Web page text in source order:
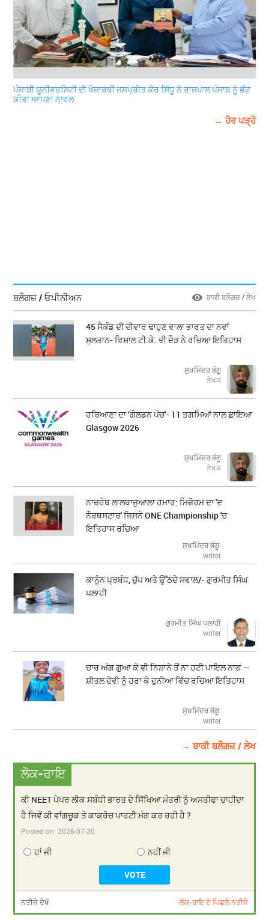
ਪੰਜਾਬੀ ਯੂਨੀਵਰਸਿਟੀ ਦੀ ਖੋਜਾਰਥੀ ਜਸਪ੍ਰੀਤ ਕੌਰ ਸਿੱਧੂ ਨੇ ਰਾਜਪਾਲ ਪੰਜਾਬ ਨੂੰ ਭੇਂਟ
ਕੀਤਾ ਆਪਣਾ ਨਾਵਲ
→ ਹੋਰ ਪੜ੍ਹੋ
ਬਲੌਗਜ਼ / ਓਪੀਨੀਅਨ ਬਾਕੀ ਬਲੌਗਜ਼ / ਲੇਖ
45 ਸੈਕੰਡ ਦੀ ਦੀਵਾਰ ਢਾਹੁਣ ਵਾਲਾ ਭਾਰਤ ਦਾ ਨਵਾਂ
ਸੁਲਤਾਨ- ਵਿਸ਼ਾਲ ਟੀ.ਕੇ. ਦੀ ਦੌੜ ਨੇ ਰਚਿਆ ਇਤਿਹਾਸ
ਸੁਖਮਿੰਦਰ ਭੰਗੂ
ਲੇਖਕ
ਹਰਿਆਣਾ ਦਾ ‘ਗੋਲਡਨ ਪੰਚ’- 11 ਤਗਮਿਆਂ ਨਾਲ ਛਾਇਆ
Glasgow 2026
ਸੁਖਮਿੰਦਰ ਭੰਗੂ
ਲੇਖਕ
ਨਾਜ਼ਰੇਥ ਲਾਲਥਾਜੁਆਲਾ ਹਮਾਰ: ਮਿਜ਼ੋਰਮ ਦਾ 'ਦ
ਨੌਰਥਸਟਾਰ' ਜਿਸਨੇ ONE Championship 'ਚ
ਇਤਿਹਾਸ ਰਚਿਆ
ਸੁਖਮਿੰਦਰ ਭੰਗੂ
writer
ਕਾਨੂੰਨ ਪ੍ਰਬੰਧ, ਚੁੱਪ ਅਤੇ ਉੱਠਦੇ ਸਵਾਲ/- ਗੁਰਮੀਤ ਸਿੰਘ
ਪਲਾਹੀ
ਗੁਰਮੀਤ ਸਿੰਘ ਪਲਾਹੀ
writer
ਚਾਰ ਅੰਗ ਗੁਆ ਕੇ ਵੀ ਨਿਸ਼ਾਨੇ ਤੋਂ ਨਾ ਹਟੀ ਪਾਇਲ ਨਾਗ —
ਸ਼ੀਤਲ ਦੇਵੀ ਨੂੰ ਹਰਾ ਕੇ ਦੁਨੀਆ ਵਿੱਚ ਰਚਿਆ ਇਤਿਹਾਸ
ਸੁਖਮਿੰਦਰ ਭੰਗੂ
writer
→ ਬਾਕੀ ਬਲੌਗਜ਼ / ਲੇਖ
ਲੋਕ-ਰਾਇ
ਕੀ NEET ਪੇਪਰ ਲੀਕ ਸਬੰਧੀ ਭਾਰਤ ਦੇ ਸਿੱਖਿਆ ਮੰਤਰੀ ਨੂੰ ਅਸਤੀਫਾ ਚਾਹੀਦਾ
ਹੈ ਜਿਵੇਂ ਕੀ ਵਾਂਗਚੂਕ ਤੇ ਕਾਕਰੋਚ ਪਾਰਟੀ ਮੰਗ ਕਰ ਰਹੀ ਹੈ ?
Posted on:2026-07-20
ਹਾਂ ਜੀ ਨਹੀਂ ਜੀ
ਨਤੀਜੇ ਦੇਖੋ ਲੋਕ-ਰਾਇ ਦੇ ਪਿਛਲੇ ਨਤੀਜੇ